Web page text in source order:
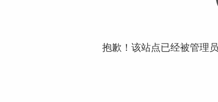
抱歉！该站点已经被管理